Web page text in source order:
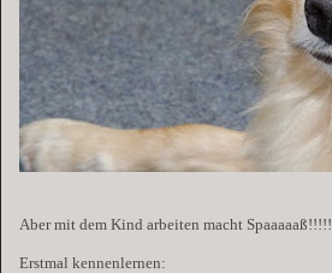
Aber mit dem Kind arbeiten macht Spaaaaaß!!!!!
Erstmal kennenlernen: